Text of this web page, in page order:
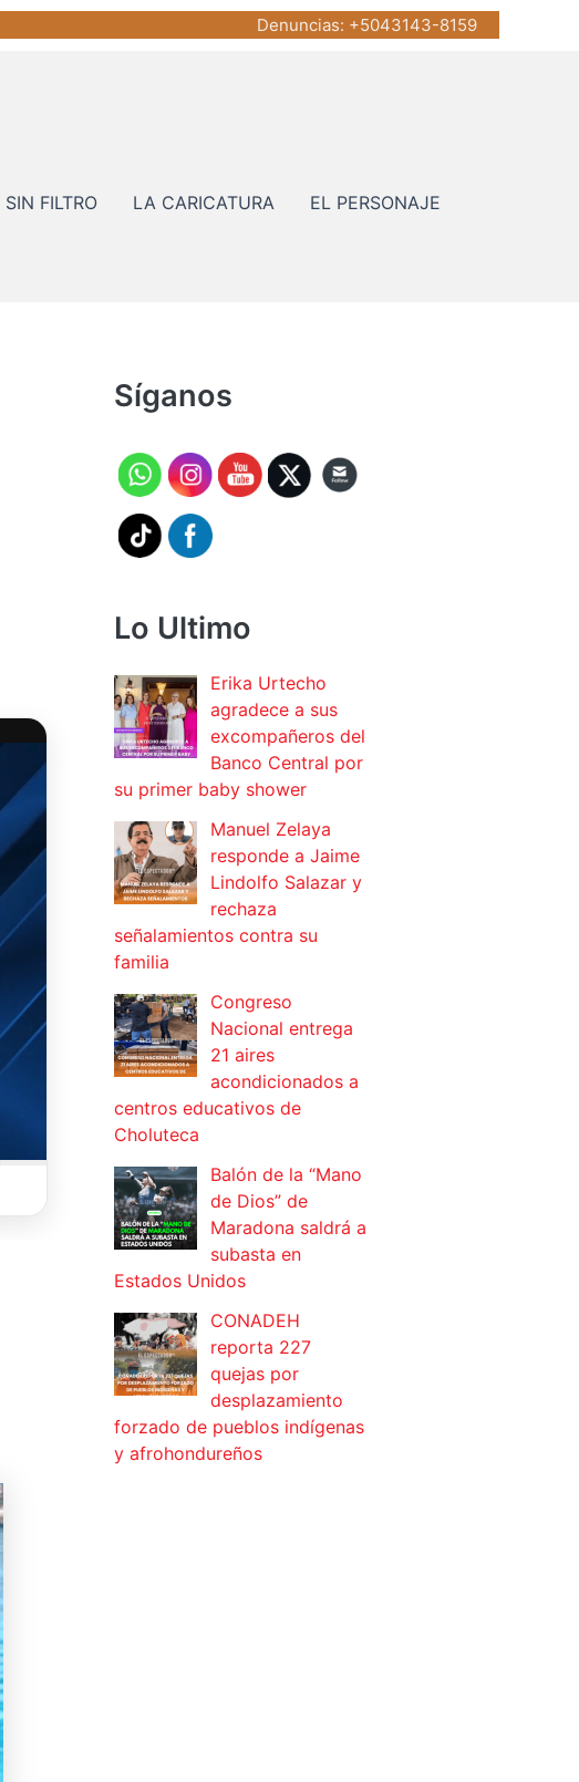
Denuncias: +5043143-8159
SIN FILTRO LA CARICATURA EL PERSONAJE
Síganos
Lo Ultimo
Erika Urtecho
agradece a sus
excompañeros del
Banco Central por
su primer baby shower
Manuel Zelaya
responde a Jaime
Lindolfo Salazar y
rechaza
señalamientos contra su
familia
Congreso
Nacional entrega
21 aires
acondicionados a
centros educativos de
Choluteca
Balón de la “Mano
de Dios” de
Maradona saldrá a
subasta en
Estados Unidos
CONADEH
reporta 227
quejas por
desplazamiento
forzado de pueblos indígenas
y afrohondureños